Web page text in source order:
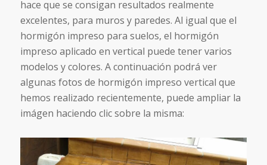
hace que se consigan resultados realmente
excelentes, para muros y paredes. Al igual que el
hormigón impreso para suelos, el hormigón
impreso aplicado en vertical puede tener varios
modelos y colores. A continuación podrá ver
algunas fotos de hormigón impreso vertical que
hemos realizado recientemente, puede ampliar la
imágen haciendo clic sobre la misma: